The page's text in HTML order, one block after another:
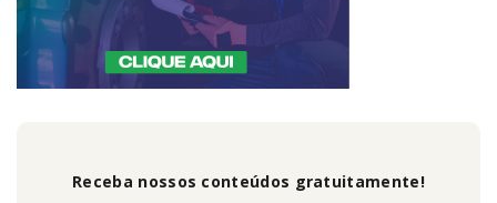
Receba nossos conteúdos gratuitamente!